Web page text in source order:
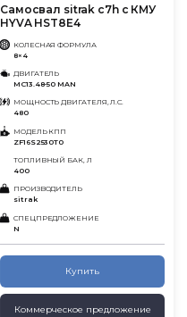
Самосвал sitrak c7h с КМУ
HYVA HST8E4
КОЛЕСНАЯ ФОРМУЛА
8×4
ДВИГАТЕЛЬ
MC13.48-50 MAN
МОЩНОСТЬ ДВИГАТЕЛЯ, Л.С.
480
МОДЕЛЬ КПП
ZF16S2530T0
ТОПЛИВНЫЙ БАК, Л
400
ПРОИЗВОДИТЕЛЬ
sitrak
СПЕЦПРЕДЛОЖЕНИЕ
N
Купить
Коммерческое предложение